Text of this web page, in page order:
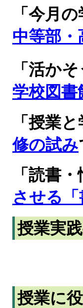
「今月
中等部・
「活か
学校図
「授業
修の試み
「読書
させる
授業実
授業に